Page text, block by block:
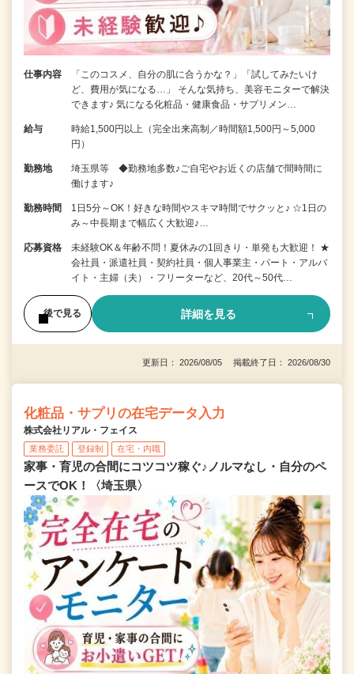
仕事内容
「このコスメ、自分の肌に合うかな？」「試してみたいけ
ど、費用が気になる…」 そんな気持ち、美容モニターで解決
できます♪ 気になる化粧品・健康食品・サプリメン…
給与
時給1,500円以上（完全出来高制／時間額1,500円～5,000
円）
勤務地
埼玉県等 ◆勤務地多数♪ご自宅やお近くの店舗で間時間に
働けます♪
勤務時間
1日5分～OK！好きな時間やスキマ時間でサクッと♪ ☆1日の
み～中長期まで幅広く大歓迎♪…
応募資格
未経験OK＆年齢不問！夏休みの1回きり・単発も大歓迎！ ★
会社員・派遣社員・契約社員・個人事業主・パート・アルバ
イト・主婦（夫）・フリーターなど、20代～50代…
後で見る 詳細を見る
更新日： 2026/08/05 掲載終了日： 2026/08/30
化粧品・サプリの在宅データ入力
株式会社リアル・フェイス
業務委託 登録制 在宅・内職
家事・育児の合間にコツコツ稼ぐ♪ノルマなし・自分のペ
ースでOK！〈埼玉県〉